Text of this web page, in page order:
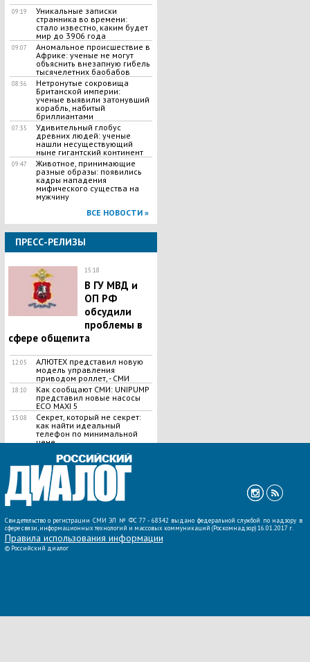
09:19
Уникальные записки
странника во времени:
стало известно, каким будет
мир до 3906 года
09:07
Аномальное происшествие в
Африке: ученые не могут
объяснить внезапную гибель
тысячелетних баобабов
08:56
Нетронутые сокровища
Британской империи:
ученые выявили затонувший
корабль, набитый
бриллиантами
07:35
Удивительный глобус
древних людей: ученые
нашли несуществующий
ныне гигантский континент
09:47
Животное, принимающие
разные образы: появились
кадры нападения
мифического существа на
мужчину
ВСЕ НОВОСТИ »
ПРЕСС-РЕЛИЗЫ
15:18
В ГУ МВД и
ОП РФ
обсудили
проблемы в
сфере общепита
12:05
АЛЮТЕХ представил новую
модель управления
приводом роллет, - СМИ
18:10
Как сообщают СМИ: UNIPUMP
представил новые насосы
ЕСО MAXI 5
13:08
Секрет, который не секрет:
как найти идеальный
телефон по минимальной
цене
ВСЕ НОВОСТИ »
Свидетельство о регистрации СМИ ЭЛ № ФС 77 - 68342 выдано федеральной службой по надзору в
сфере связи, информационных технологий и массовых коммуникаций (Роскомнадзор) 16.01.2017 г.
Правила использования информации
© Российский диалог